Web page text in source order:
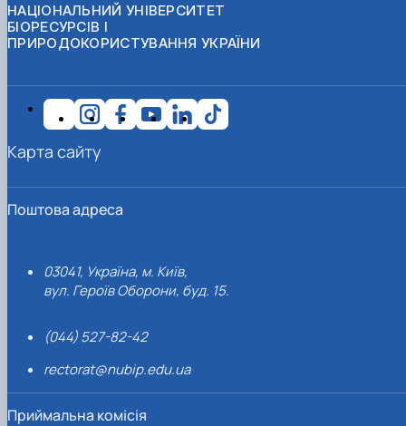
НАЦІОНАЛЬНИЙ УНІВЕРСИТЕТ
БІОРЕСУРСІВ І
ПРИРОДОКОРИСТУВАННЯ УКРАЇНИ
Поштова адреса
03041, Україна, м. Київ,
вул. Героїв Оборони, буд. 15.
(044) 527-82-42
rectorat@nubip.edu.ua
Приймальна комісія
Карта сайту